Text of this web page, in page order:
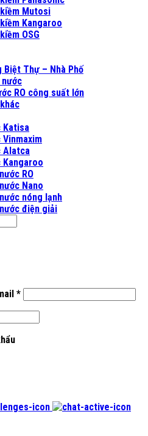
Mutosi
Kangaroo
OSG
Biệt Thự – Nhà Phố
RO công suất lớn
Katisa
Alatca
Kangaroo
RO
Nano
nóng lạnh
điện giải
*